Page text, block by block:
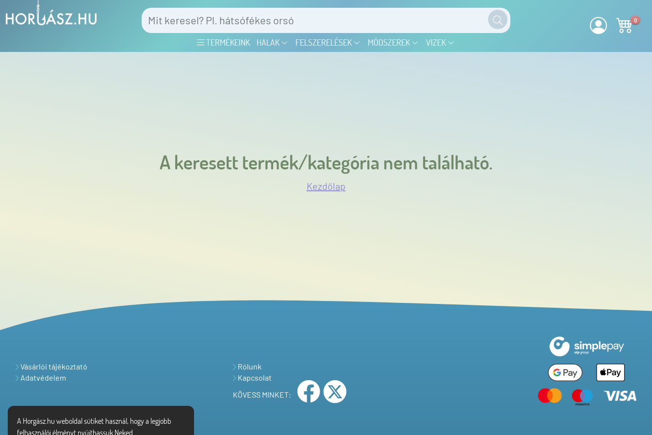
A Horgász.hu weboldal sütiket használ, hogy a legjobb
felhasználói élményt nyújthassuk Neked.
TERMÉKEINK HALAK FELSZERELÉSEK MÓDSZEREK VIZEK
0
A keresett termék/kategória nem található.
Kezdőlap
Vásárlói tájékoztató
Adatvédelem
Rólunk
Kapcsolat
KÖVESS MINKET: